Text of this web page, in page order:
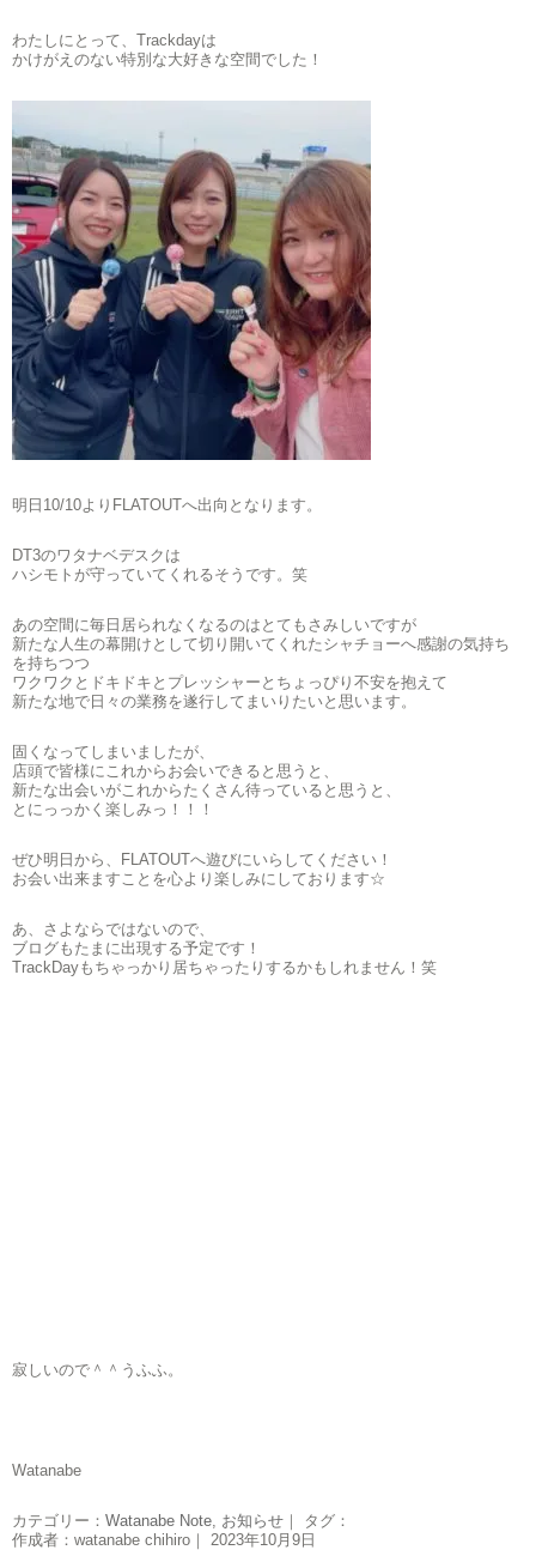
わたしにとって、Trackdayは
かけがえのない特別な大好きな空間でした！
明日10/10よりFLATOUTへ出向となります。
DT3のワタナベデスクは
ハシモトが守っていてくれるそうです。笑
あの空間に毎日居られなくなるのはとてもさみしいですが
新たな人生の幕開けとして切り開いてくれたシャチョーへ感謝の気持ち
を持ちつつ
ワクワクとドキドキとプレッシャーとちょっぴり不安を抱えて
新たな地で日々の業務を遂行してまいりたいと思います。
固くなってしまいましたが、
店頭で皆様にこれからお会いできると思うと、
新たな出会いがこれからたくさん待っていると思うと、
とにっっかく楽しみっ！！！
ぜひ明日から、FLATOUTへ遊びにいらしてください！
お会い出来ますことを心より楽しみにしております☆
あ、さよならではないので、
ブログもたまに出現する予定です！
TrackDayもちゃっかり居ちゃったりするかもしれません！笑
寂しいので＾＾うふふ。
Watanabe
カテゴリー： Watanabe Note お知らせ ｜ タグ：
作成者：watanabe chihiro｜ 2023年10月9日